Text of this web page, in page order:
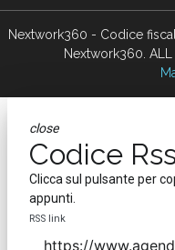
Nextwork360 - Codice
Nextwork360. ALL
close
Codice
Clicca sul pulsante per
appunti.
RSS link